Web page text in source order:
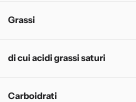
Grassi
di cui acidi grassi saturi
Carboidrati